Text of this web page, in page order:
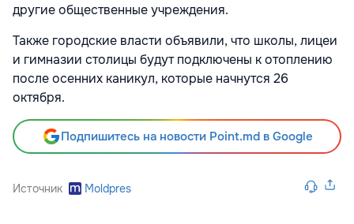
другие общественные учреждения.
Также городские власти объявили, что школы, лицеи
и гимназии столицы будут подключены к отоплению
после осенних каникул, которые начнутся 26
октября.
Подпишитесь на новости Point.md в Google
Источник Moldpres